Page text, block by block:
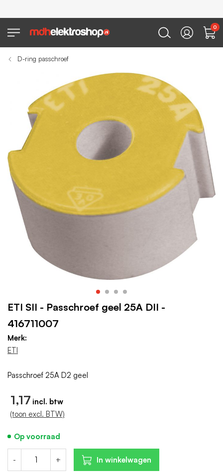
0
D-ring passchroef
ETI SII - Passchroef geel 25A DII -
416711007
Merk:
ETI
1,17
(toon excl. BTW)
- + In winkelwagen
Op voorraad
Passchroef 25A D2 geel